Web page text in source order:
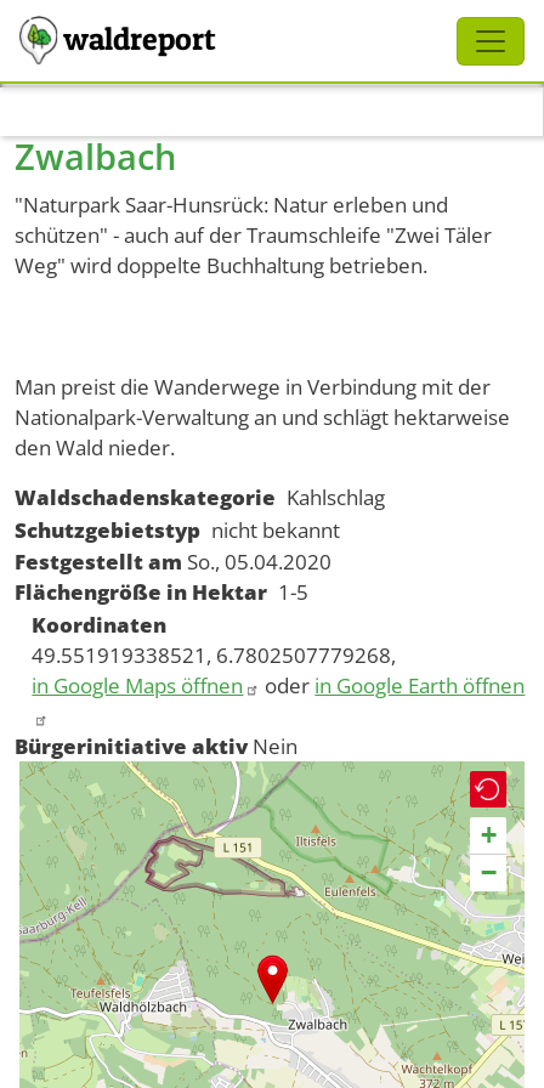
waldreport
Zwalbach
"Naturpark Saar-Hunsrück: Natur erleben und
schützen" - auch auf der Traumschleife "Zwei Täler
Weg" wird doppelte Buchhaltung betrieben.
Man preist die Wanderwege in Verbindung mit der
Nationalpark-Verwaltung an und schlägt hektarweise
den Wald nieder.
Waldschadenskategorie Kahlschlag
Schutzgebietstyp nicht bekannt
Festgestellt am So., 05.04.2020
Flächengröße in Hektar 1-5
Koordinaten
49.551919338521, 6.7802507779268,
in Google Maps öffnen
oder in Google Earth öffnen
Bürgerinitiative aktiv Nein
+
−
Schliessen